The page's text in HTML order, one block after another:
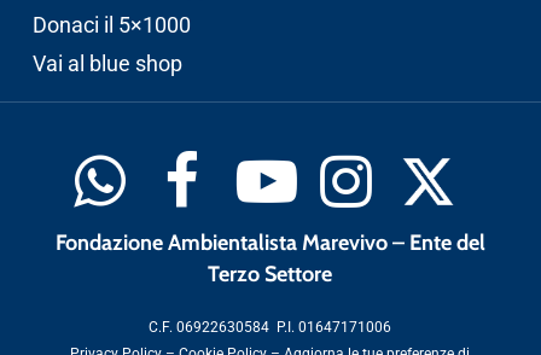
Donaci il 5×1000
Vai al blue shop
Fondazione Ambientalista Marevivo – Ente del
Terzo Settore
C.F. 06922630584 P.I. 01647171006